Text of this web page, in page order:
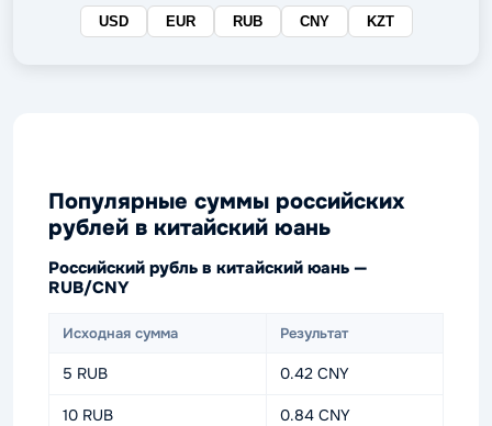
USD EUR RUB CNY KZT
Популярные суммы российских
рублей в китайский юань
Российский рубль в китайский юань —
RUB/CNY
Исходная сумма Результат
5 RUB 0.42 CNY
10 RUB 0.84 CNY